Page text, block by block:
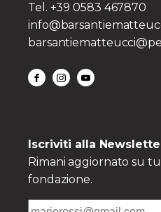
Tel. +39 0583 467870
Iscriviti alla
Rimani aggiornato su
fondazione.